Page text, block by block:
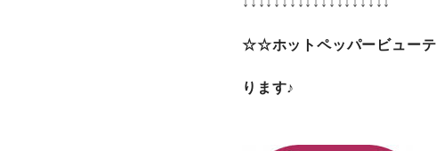
☆☆ホットペッパービュー
ります♪